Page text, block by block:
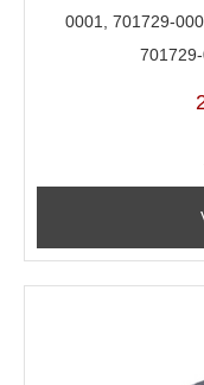
0001, 701729-